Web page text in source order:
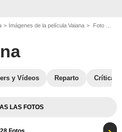
Imágenes de la película Vaiana Foto de la película Vaiana - Foto 4
y Vídeos Reparto Críticas
LAS FOTOS